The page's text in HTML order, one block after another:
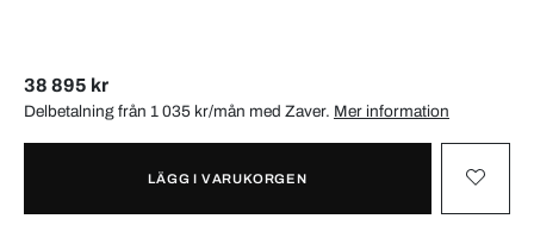
38 895 kr
Delbetalning från 1 035 kr/mån med Zaver. Mer information
LÄGG I VARUKORGEN